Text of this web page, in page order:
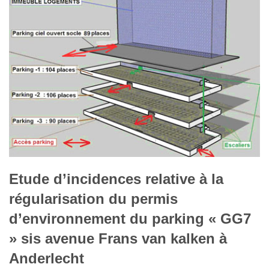
Etude d’incidences relative à la
régularisation du permis
d’environnement du parking « GG7
» sis avenue Frans van kalken à
Anderlecht